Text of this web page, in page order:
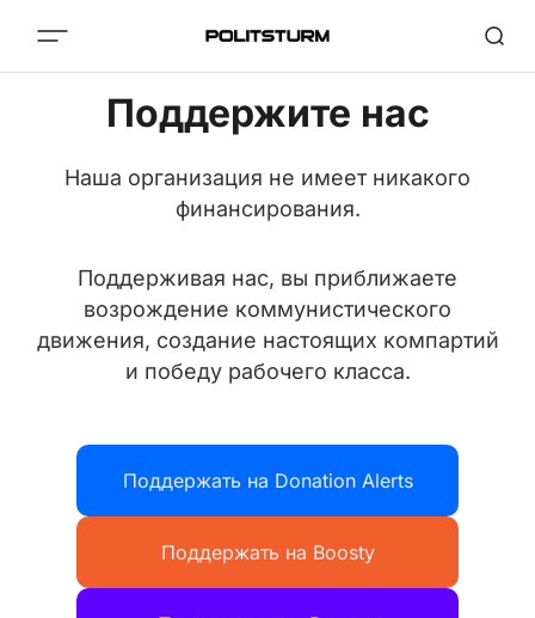
Поддержите нас
Наша организация не имеет никакого
финансирования.
Поддерживая нас, вы приближаете
возрождение коммунистического
движения, создание настоящих компартий
и победу рабочего класса.
Поддержать на Donation Alerts
Поддержать на Boosty